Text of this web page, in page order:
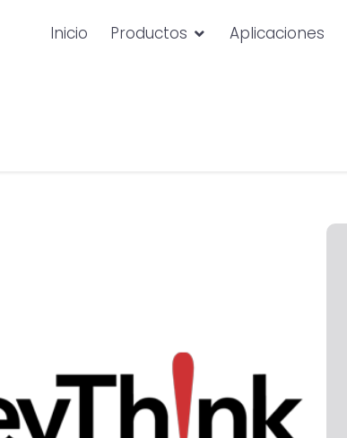
Inicio Productos Aplicaciones